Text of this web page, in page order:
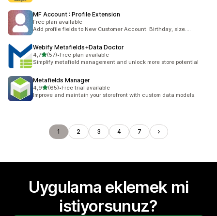
MF Account : Profile Extension
Free plan available
Add profile fields to New Customer Account. Birthday, size....
Webify Metafields+Data Doctor
4,75 yıldız üzerinden
(57)
toplam 57 değerlendirme
•Free plan available
Simplify metafield management and unlock more store potential
Metafields Manager
4,95 yıldız üzerinden
(65)
toplam 65 değerlendirme
•Free trial available
Improve and maintain your storefront with custom data models.
1 2 3 4 7
Uygulama eklemek mi
istiyorsunuz?